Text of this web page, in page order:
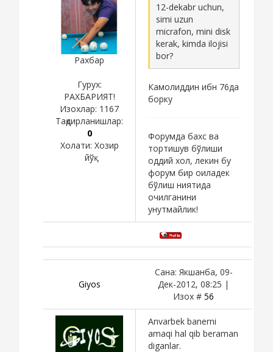
Рахбар
Гурух:
РАХБАРИЯТ!
Изохлар: 1167
Тақдирланишлар:
0
Холати: Хозир
йўқ
12-dekabr uchun,
simi uzun
micrafon, mini disk
kerak, kimda ilojisi
bor?
Камолиддин ибн 76да
борку
Форумда бахс ва
тортишув бўлиши
оддий хол, лекин бу
форум бир оиладек
бўлиш ниятида
очилганини
унутмайлик!
Giyos
Сана: Якшанба, 09-
Дек-2012, 08:25 |
Изох # 56
Anvarbek banerni
amaqi hal qib beraman
diganlar.